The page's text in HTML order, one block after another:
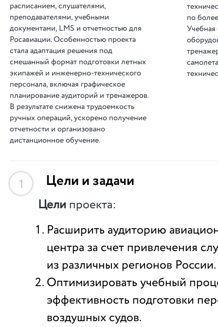
расписанием, слушателями,
преподавателями, учебными
документами, LMS и отчетностью для
Росавиации. Особенностью проекта
стала адаптация решения под
смешанный формат подготовки летных
экипажей и инженерно-технического
персонала, включая графическое
планирование аудиторий и тренажеров.
В результате снижена трудоемкость
ручных операций, ускорено получение
отчетности и организовано
дистанционное обучение.
по
1 Цели и задачи
Цели проекта:
Расширить аудиторию
центра за счет привлечения
из различных регионов России.
Оптимизировать учебный
эффективность подготовки
воздушных судов.